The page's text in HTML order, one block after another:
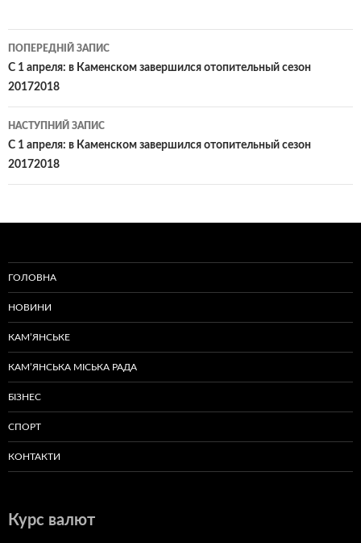
Навігація
по
ПОПЕРЕДНІЙ ЗАПИС
С 1 апреля: в Каменском завершился отопительный сезон
20172018
НАСТУПНИЙ ЗАПИС
С 1 апреля: в Каменском завершился отопительный сезон
20172018
ГОЛОВНА
НОВИНИ
КАМ’ЯНСЬКЕ
КАМ’ЯНСЬКА МІСЬКА РАДА
БІЗНЕС
СПОРТ
КОНТАКТИ
Курс валют